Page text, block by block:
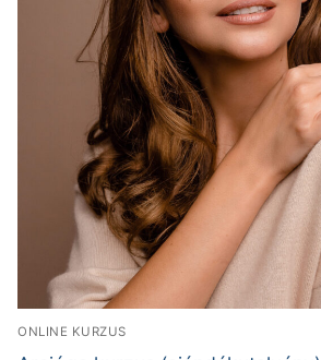
ONLINE KURZUS